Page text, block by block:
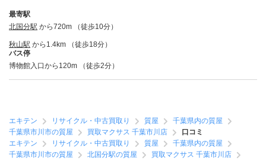
最寄駅
北国分駅 から720m （徒歩10分）
秋山駅 から1.4km （徒歩18分）
バス停
博物館入口から120m （徒歩2分）
エキテン リサイクル・中古買取り 質屋
千葉県内の質屋
千葉県市川市の質屋
買取マクサス 千葉市川店
口コミ
エキテン
リサイクル・中古買取り 質屋
千葉県内の質屋
千葉県市川市の質屋
北国分駅の質屋
買取マクサス 千葉市川店